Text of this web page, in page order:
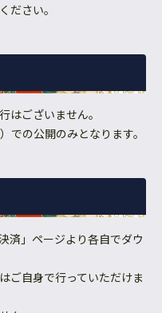
ださい。
はございません。
での公開のみとなります。
済」ページより各自でダウ
ご自身で行っていただけま